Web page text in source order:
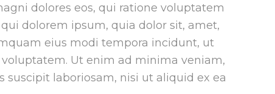
dolores eos, qui ratione voluptatem
dolorem ipsum, quia dolor sit, amet,
eius modi tempora incidunt, ut
Ut enim ad minima veniam,
laboriosam, nisi ut aliquid ex ea